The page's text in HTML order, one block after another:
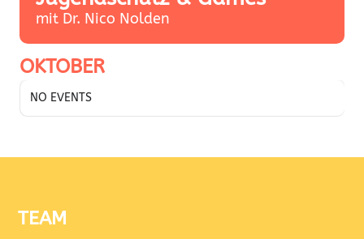
mit Dr. Nico Nolden
OKTOBER
NO EVENTS
TEAM